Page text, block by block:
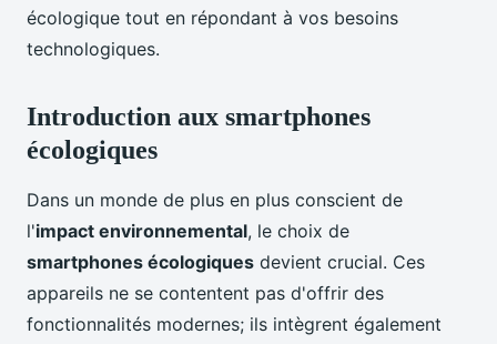
écologique tout en répondant à vos besoins
technologiques.
Introduction aux smartphones
écologiques
Dans un monde de plus en plus conscient de
l'impact environnemental, le choix de
smartphones écologiques devient crucial. Ces
appareils ne se contentent pas d'offrir des
fonctionnalités modernes; ils intègrent également